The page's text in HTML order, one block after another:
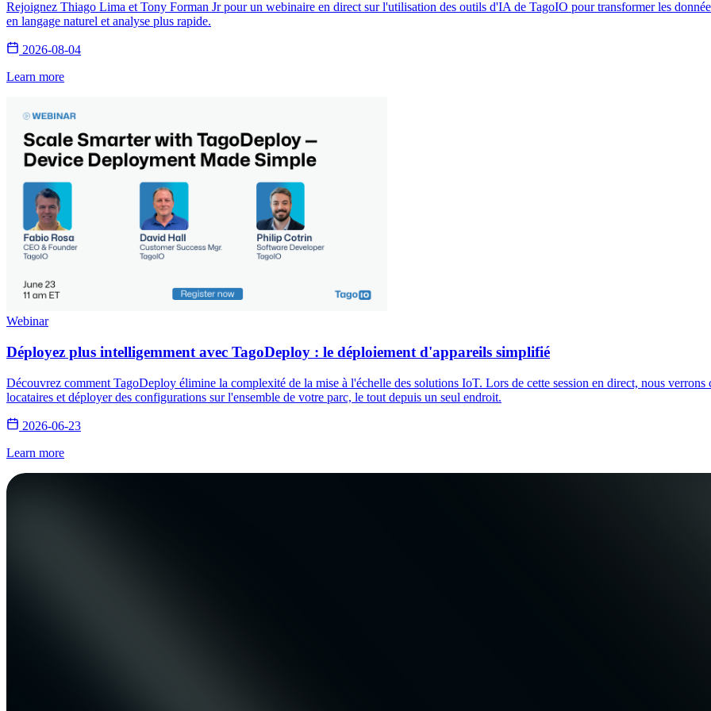
Rejoignez Thiago Lima et Tony Forman Jr pour un webinaire en direct sur l'utilisation des outils d'IA de TagoIO pour transformer les
en langage naturel et analyse plus rapide.
2026-08-04
Learn more
Webinar
Déployez plus intelligemment avec TagoDeploy : le déploiement d'appareils simplifié
Découvrez comment TagoDeploy élimine la complexité de la mise à l'échelle des solutions IoT. Lors de cette session en direct, nous
locataires et déployer des configurations sur l'ensemble de votre parc, le tout depuis un seul endroit.
2026-06-23
Learn more